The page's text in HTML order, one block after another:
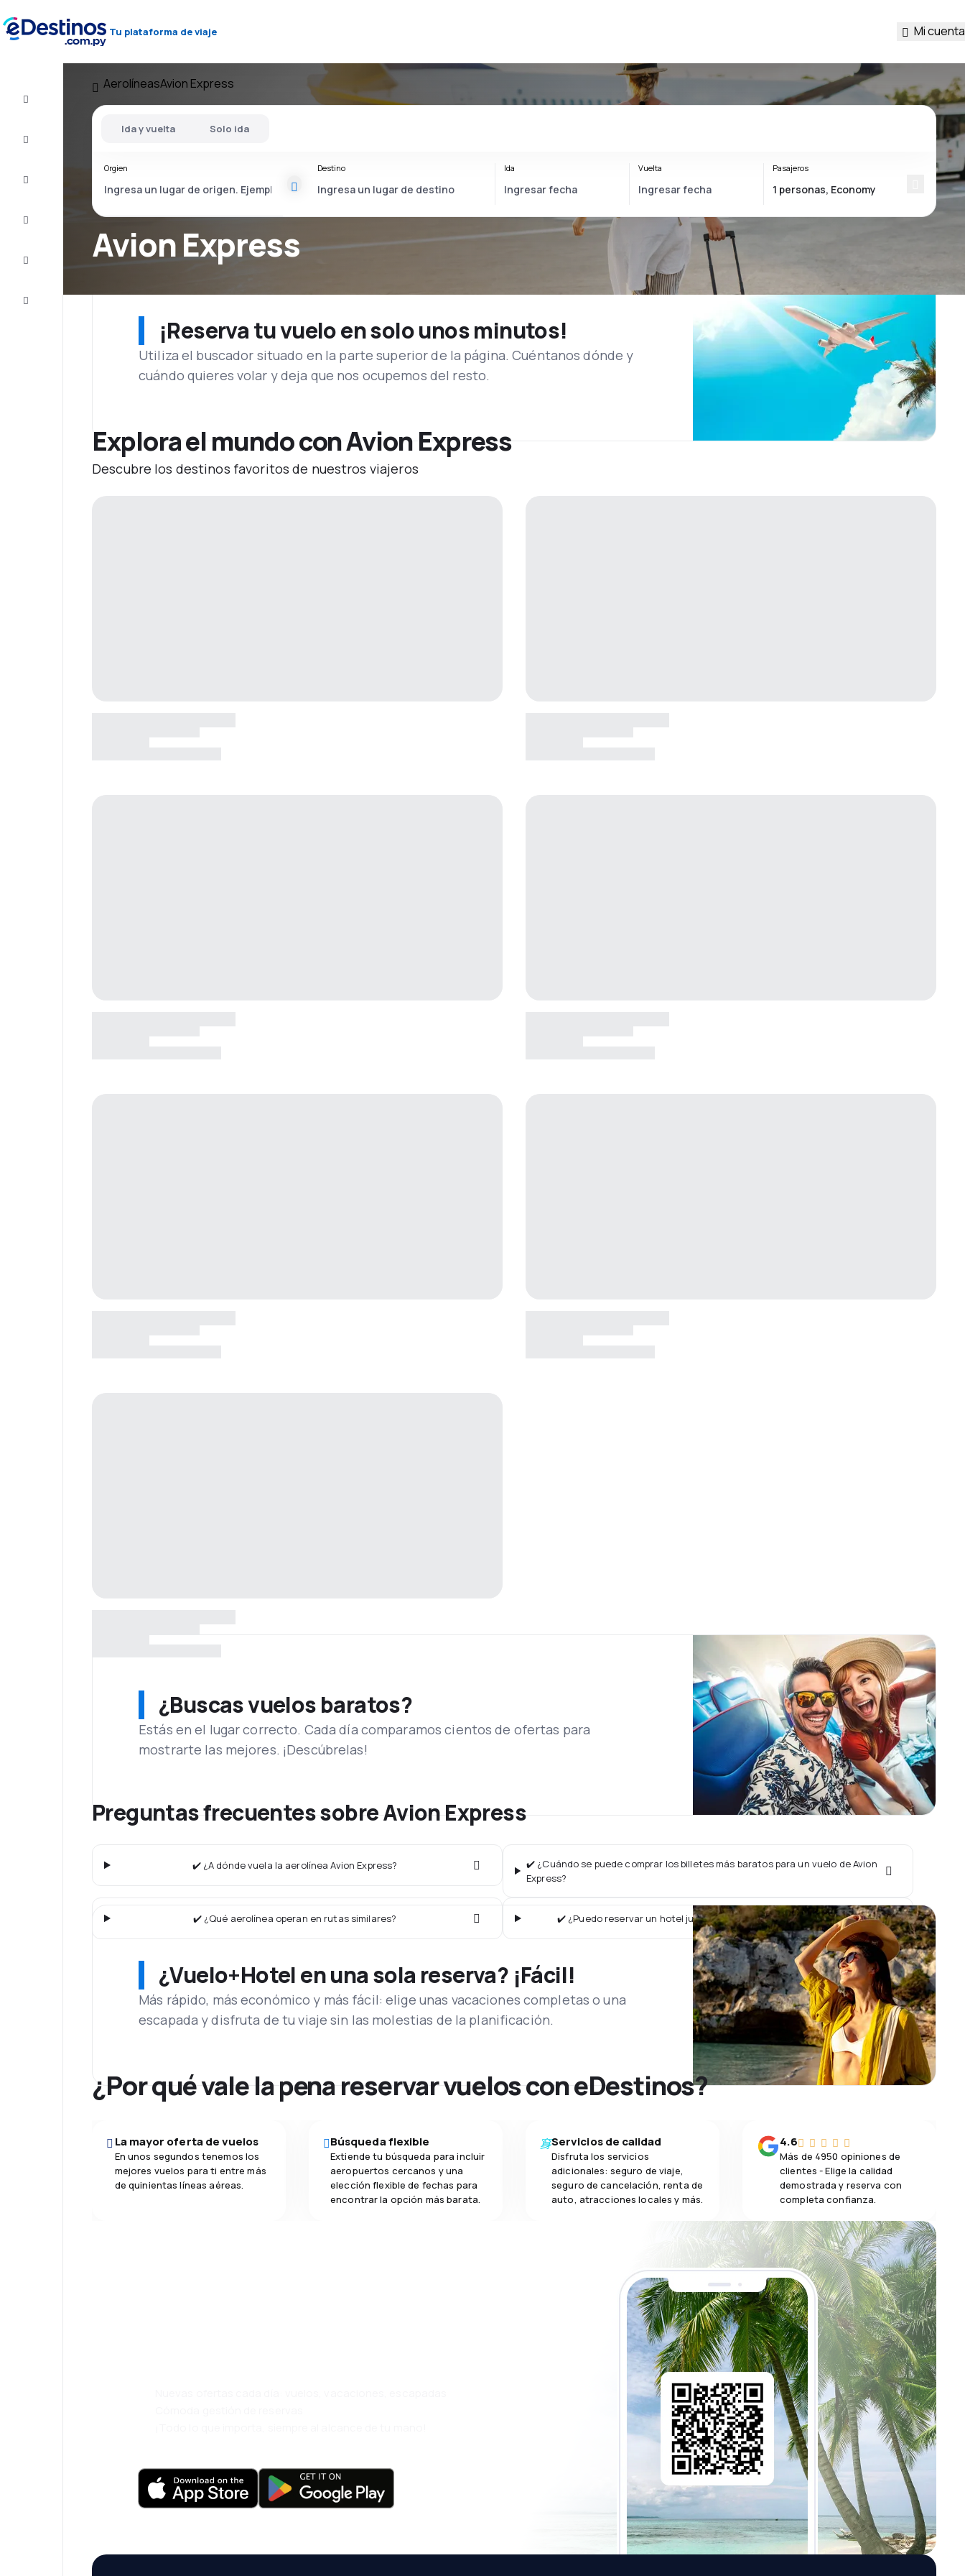
Tu plataforma de viaje Mi cuenta
Atención
AerolíneasAvion Express
Avion Express
Ida y vuelta Solo ida
Orgien Destino Ida Vuelta Pasajeros
¡Reserva tu vuelo en solo unos minutos!
Utiliza el buscador situado en la parte superior de la página. Cuéntanos dónde y
cuándo quieres volar y deja que nos ocupemos del resto.
Explora el mundo con Avion Express
Descubre los destinos favoritos de nuestros viajeros
¿Buscas vuelos baratos?
Estás en el lugar correcto. Cada día comparamos cientos de ofertas para
mostrarte las mejores. ¡Descúbrelas!
Preguntas frecuentes sobre Avion Express
✔️ ¿A dónde vuela la aerolínea Avion Express?
✔️ ¿Cuándo se puede comprar los billetes más baratos para un vuelo de Avion
Express?
✔️ ¿Qué aerolínea operan en rutas similares? ✔️ ¿Puedo reservar un hotel junto con un vuelo de Avion Express?
¿Vuelo+Hotel en una sola reserva? ¡Fácil!
Más rápido, más económico y más fácil: elige unas vacaciones completas o una
escapada y disfruta de tu viaje sin las molestias de la planificación.
¿Por qué vale la pena reservar vuelos con eDestinos?
La mayor oferta de vuelos
En unos segundos tenemos los
mejores vuelos para ti entre más
de quinientas líneas aéreas.
Búsqueda flexible
Extiende tu búsqueda para incluir
aeropuertos cercanos y una
elección flexible de fechas para
encontrar la opción más barata.
Servicios de calidad
Disfruta los servicios
adicionales: seguro de viaje,
seguro de cancelación, renta de
auto, atracciones locales y más.
4.6
Más de 4950 opiniones de
clientes - Elige la calidad
demostrada y reserva con
completa confianza.